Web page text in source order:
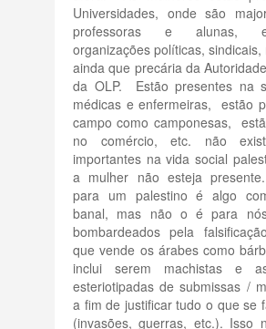
Universidades, onde são
professoras e alunas,
organizações políticas,
ainda que precária da
da OLP. Estão presentes na
médicas e enfermeiras, estão
campo como camponesas,
no comércio, etc. não
importantes na vida social
a mulher não esteja
para um palestino é algo
banal, mas não o é para
bombardeados pela
que vende os árabes como
inclui serem machistas e
esteriotipadas de submissas /
a fim de justificar tudo o que se
(invasões, guerras, etc.). Isso